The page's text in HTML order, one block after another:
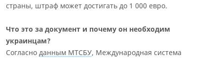
страны, штраф может достигать до 1 000 евро.
Что это за документ и почему он необходим
украинцам?
Согласно данным МТСБУ, Международная система